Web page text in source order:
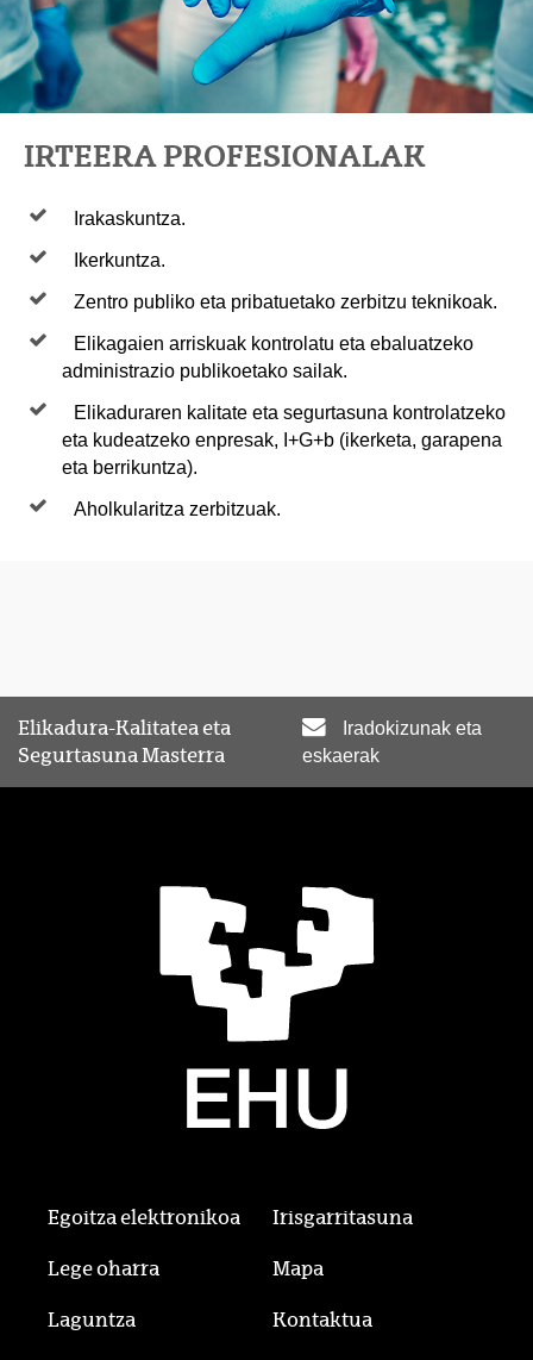
IRTEERA PROFESIONALAK
Irakaskuntza.
Ikerkuntza.
Zentro publiko eta pribatuetako zerbitzu teknikoak.
Elikagaien arriskuak kontrolatu eta ebaluatzeko
administrazio publikoetako sailak.
Elikaduraren kalitate eta segurtasuna kontrolatzeko
eta kudeatzeko enpresak, I+G+b (ikerketa, garapena
eta berrikuntza).
Aholkularitza zerbitzuak.
Elikadura-Kalitatea eta
Segurtasuna Masterra
Iradokizunak eta
eskaerak
Egoitza elektronikoa Irisgarritasuna
Lege oharra Mapa
Laguntza Kontaktua